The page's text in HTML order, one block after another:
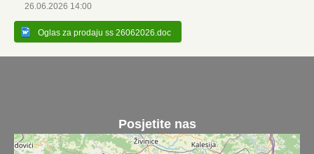
26.06.2026 14:00
Oglas za prodaju ss 26062026.doc
Posjetite nas